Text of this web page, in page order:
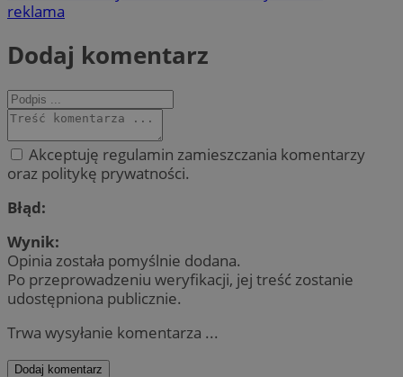
reklama
Dodaj komentarz
Akceptuję regulamin zamieszczania komentarzy
oraz politykę prywatności.
Błąd:
Wynik:
Opinia została pomyślnie dodana.
Po przeprowadzeniu weryfikacji, jej treść zostanie
udostępniona publicznie.
Trwa wysyłanie komentarza ...
Dodaj komentarz